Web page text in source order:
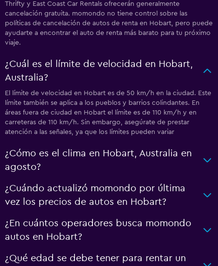
Thrifty y East Coast Car Rentals ofrecerán generalmente
cancelación gratuita. momondo no tiene control sobre las
políticas de cancelación de autos de renta en Hobart, pero puede
ayudarte a encontrar el auto de renta más barato para tu próximo
viaje.
¿Cuál es el límite de velocidad en Hobart,
Australia?
El límite de velocidad en Hobart es de 50 km/h en la ciudad. Este
límite también se aplica a los pueblos y barrios colindantes. En
áreas fuera de ciudad en Hobart el límite es de 110 km/h y en
carreteras de 110 km/h. Sin embargo, asegúrate de prestar
atención a las señales, ya que los límites pueden variar
¿Cómo es el clima en Hobart, Australia en
agosto?
¿Cuándo actualizó momondo por última
vez los precios de autos en Hobart?
¿En cuántos operadores busca momondo
autos en Hobart?
¿Qué edad se debe tener para rentar un